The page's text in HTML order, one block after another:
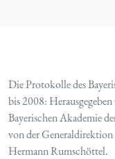
Die Protokolle des
bis 2008:
Bayerischen Akademie
von der
Hermann Rumschöttel.